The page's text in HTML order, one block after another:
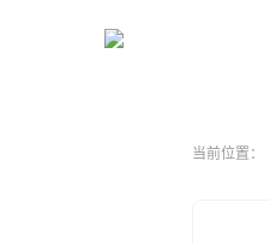
当前位置：